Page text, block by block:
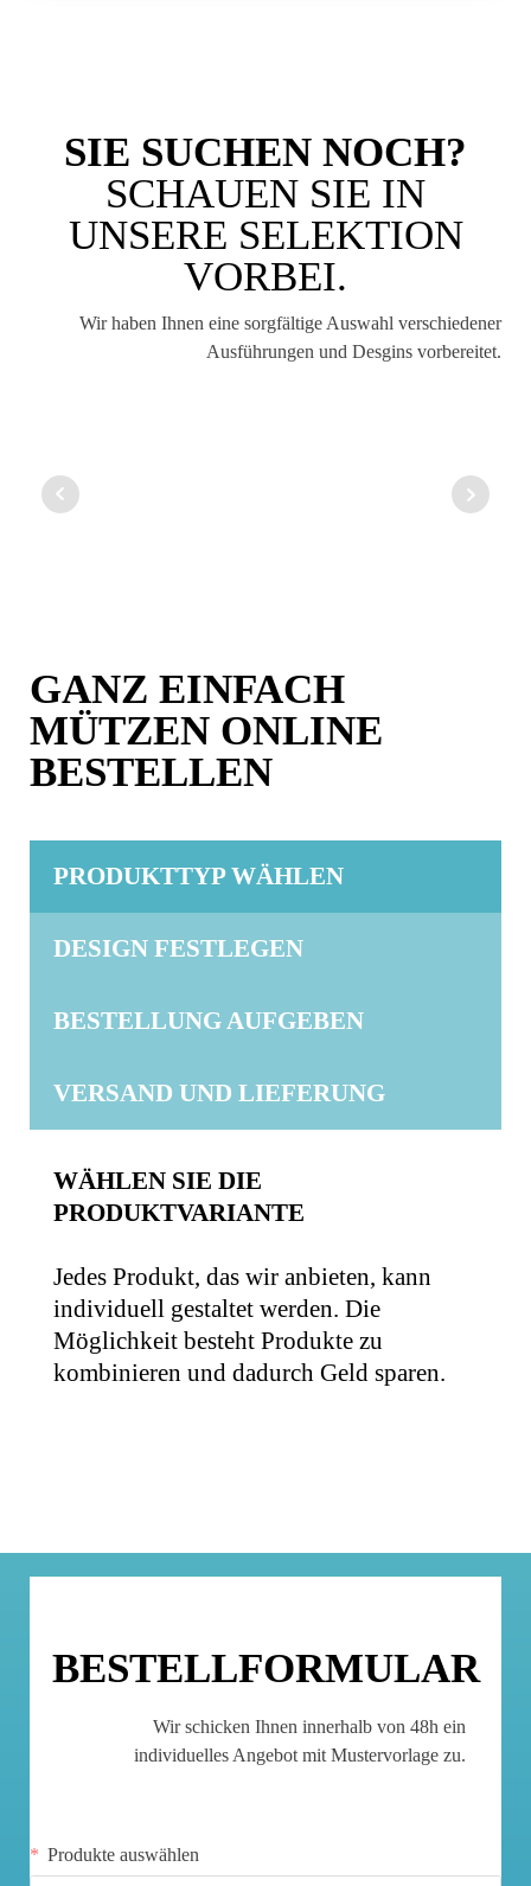
SIE SUCHEN NOCH?
SCHAUEN SIE IN
UNSERE SELEKTION
VORBEI.
Wir haben Ihnen eine sorgfältige Auswahl verschiedener
Ausführungen und Desgins vorbereitet.
GANZ EINFACH
MÜTZEN ONLINE
BESTELLEN
PRODUKTTYP WÄHLEN
DESIGN FESTLEGEN
BESTELLUNG AUFGEBEN
VERSAND UND LIEFERUNG
WÄHLEN SIE DIE
PRODUKTVARIANTE
Jedes Produkt, das wir anbieten, kann
individuell gestaltet werden. Die
Möglichkeit besteht Produkte zu
kombinieren und dadurch Geld sparen.
BESTELLFORMULAR
Wir schicken Ihnen innerhalb von 48h ein
individuelles Angebot mit Mustervorlage zu.
Produkte auswählen